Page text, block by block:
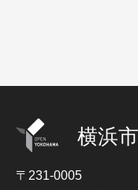
横浜
〒231-0005